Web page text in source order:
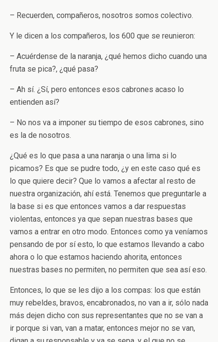
– Recuerden, compañeros, nosotros somos colectivo.
Y le dicen a los compañeros, los 600 que se reunieron:
– Acuérdense de la naranja, ¿qué hemos dicho cuando una
fruta se pica?, ¿qué pasa?
– Ah sí. ¿Sí, pero entonces esos cabrones acaso lo
entienden así?
– No nos va a imponer su tiempo de esos cabrones, sino
es la de nosotros.
¿Qué es lo que pasa a una naranja o una lima si lo
picamos? Es que se pudre todo, ¿y en este caso qué es
lo que quiere decir? Que lo vamos a afectar al resto de
nuestra organización, ahí está. Tenemos que preguntarle a
la base si es que entonces vamos a dar respuestas
violentas, entonces ya que sepan nuestras bases que
vamos a entrar en otro modo. Entonces como ya veníamos
pensando de por sí esto, lo que estamos llevando a cabo
ahora o lo que estamos haciendo ahorita, entonces
nuestras bases no permiten, no permiten que sea así eso.
Entonces, lo que se les dijo a los compas: los que están
muy rebeldes, bravos, encabronados, no van a ir, sólo nada
más dejen dicho con sus representantes que no se van a
ir porque si van, van a matar, entonces mejor no se van,